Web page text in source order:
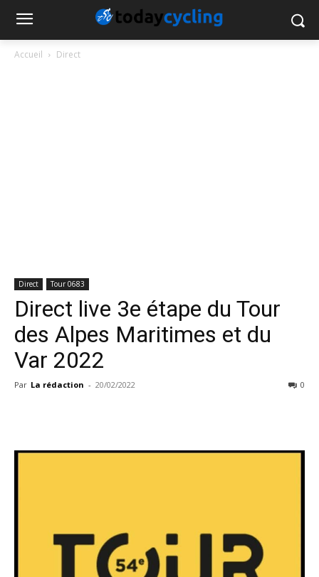
Accueil Direct
Direct Tour 0683
Direct live 3e étape du Tour
des Alpes Maritimes et du
Var 2022
Par La rédaction - 20/02/2022 0